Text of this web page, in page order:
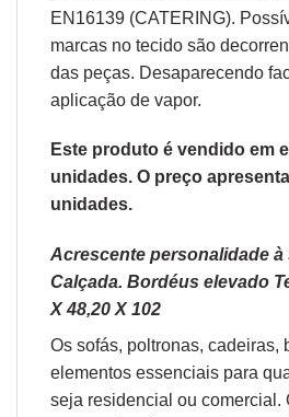
EN16139 (CATERING).
marcas no tecido são
das peças. Desaparecendo
aplicação de vapor.
Este produto é vendido em
unidades. O preço
unidades.
Acrescente personalidade à
Calçada. Bordéus elevado
X 48,20 X 102
Os sofás, poltronas, cadeiras,
elementos essenciais para
seja residencial ou comercial.